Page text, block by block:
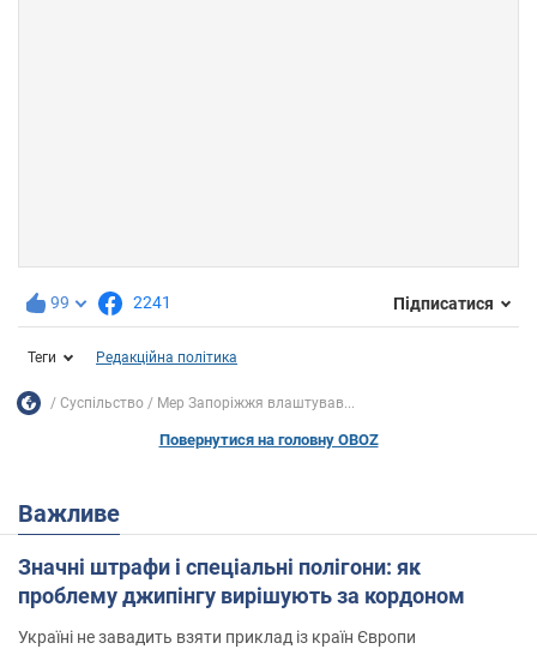
99 2241 Підписатися
Теги Редакційна політика
Суспільство Мер Запоріжжя влаштував...
Повернутися на головну OBOZ
Важливе
Значні штрафи і спеціальні полігони: як
проблему джипінгу вирішують за кордоном
Україні не завадить взяти приклад із країн Європи